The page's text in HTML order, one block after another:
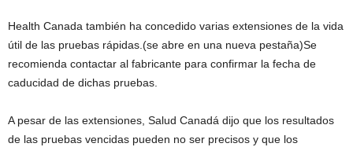
Health Canada también ha concedido varias extensiones de la vida
útil de las pruebas rápidas.(se abre en una nueva pestaña)Se
recomienda contactar al fabricante para confirmar la fecha de
caducidad de dichas pruebas.
A pesar de las extensiones, Salud Canadá dijo que los resultados
de las pruebas vencidas pueden no ser precisos y que los